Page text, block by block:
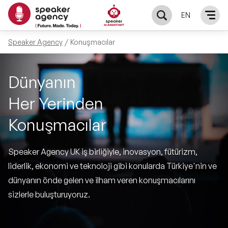
EN
KONUŞMACILAR
Yerel Konuşmacılar
Global Konuşmacılar
Exclusive Konuşmacılar
Tüm Konuşmacılar
KONULAR
Öne Çıkan Konular
Exclusive Konuşmacılarımız
Ünlü Konuşmacılar
İlham Veren Konuşmacılar
İlham Veren Kadın Konuşmacılar
ÇÖZÜMLER
Keynote & Konuşma
Master Class Workshop
Akış Sunumu & Moderasyon
INFLUENCER
HAKKIMIZDA
Biz Kimiz?
Speaker Agency Konuşmacılar
Dünyanın
Her Yerinden
Konuşmacılar
Speaker Agency UK iş birliğiyle, inovasyon, fütürizm,
liderlik, ekonomi ve teknoloji gibi konularda Türkiye'nin ve
dünyanın önde gelen ve ilham veren konuşmacılarını
sizlerle buluşturuyoruz.